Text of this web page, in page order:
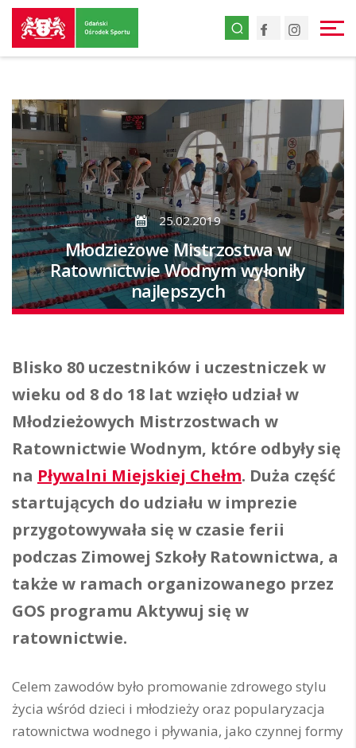
Przejdź
do
treści
Przejdź
do
strony
Facebook
25.02.2019
Młodzieżowe Mistrzostwa w
Ratownictwie Wodnym wyłoniły
najlepszych
Blisko 80 uczestników i uczestniczek w
wieku od 8 do 18 lat wzięło udział w
Młodzieżowych Mistrzostwach w
Ratownictwie Wodnym, które odbyły się
na Pływalni Miejskiej Chełm. Duża część
startujących do udziału w imprezie
przygotowywała się w czasie ferii
podczas Zimowej Szkoły Ratownictwa, a
także w ramach organizowanego przez
GOS programu Aktywuj się w
ratownictwie.
Celem zawodów było promowanie zdrowego stylu
życia wśród dzieci i młodzieży oraz popularyzacja
ratownictwa wodnego i pływania, jako czynnej formy